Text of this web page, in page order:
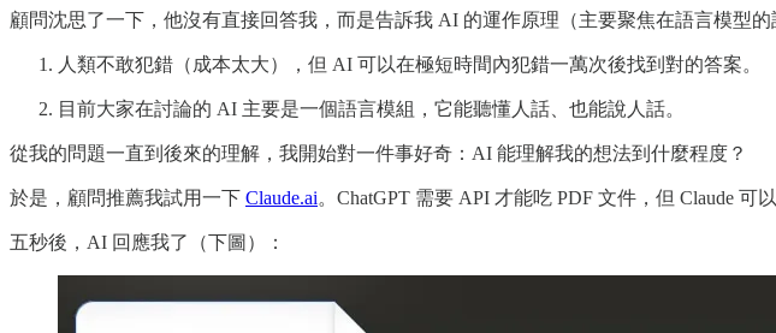
顧問沈思了一下，他沒有直接回答我，而是告訴我 AI 的運作原理（主要聚焦在語言模型
人類不敢犯錯（成本太大），但 AI 可以在極短時間內犯錯一萬次後找到對的答案。
目前大家在討論的 AI 主要是一個語言模組，它能聽懂人話、也能說人話。
從我的問題一直到後來的理解，我開始對一件事好奇：AI 能理解我的想法到什麼程度？
於是，顧問推薦我試用一下 Claude.ai。ChatGPT 需要 API 才能吃 PDF 文件，但 Claude
五秒後，AI 回應我了（下圖）：